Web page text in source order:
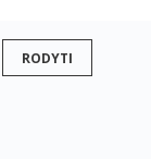
RODYTI